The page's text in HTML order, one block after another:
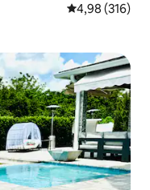
4,98 av 5 i
4,98 (316)